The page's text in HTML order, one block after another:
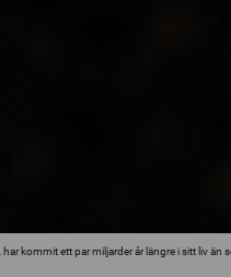
kommit ett par miljarder år längre i sitt liv